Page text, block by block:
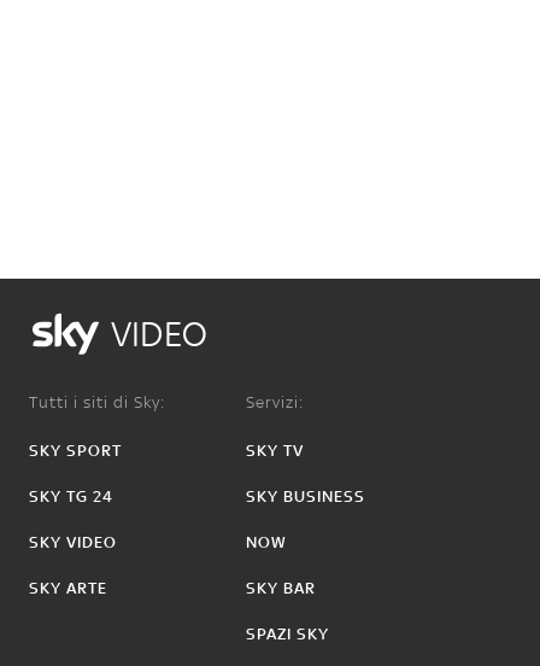
VIDEO
Tutti i siti di Sky:
SKY SPORT
SKY TG 24
SKY VIDEO
SKY ARTE
Servizi:
SKY TV
SKY BUSINESS
NOW
SKY BAR
SPAZI SKY